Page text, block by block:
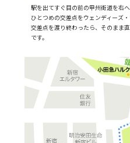
駅を出てすぐ目の前の甲州街道を右へ
ひとつめの交差点をウェンディーズ
交差点を渡り終わったら、そのまま
です。